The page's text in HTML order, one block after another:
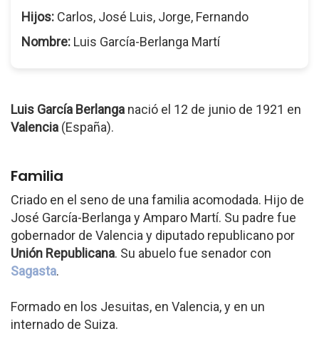
Hijos: Carlos, José Luis, Jorge, Fernando
Nombre: Luis García-Berlanga Martí
Luis García Berlanga nació el 12 de junio de 1921 en
Valencia (España).
Familia
Criado en el seno de una familia acomodada. Hijo de
José García-Berlanga y Amparo Martí. Su padre fue
gobernador de Valencia y diputado republicano por
Unión Republicana. Su abuelo fue senador con
Sagasta.
Formado en los Jesuitas, en Valencia, y en un
internado de Suiza.